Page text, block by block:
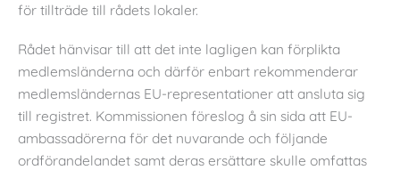
för tillträde till rådets lokaler.
Rådet hänvisar till att det inte lagligen kan förplikta
medlemsländerna och därför enbart rekommenderar
medlemsländernas EU-representationer att ansluta sig
till registret. Kommissionen föreslog å sin sida att EU-
ambassadörerna för det nuvarande och följande
ordförandelandet samt deras ersättare skulle omfattas